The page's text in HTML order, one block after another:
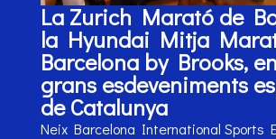
La Zurich Marató de
la Hyundai Mitja
Barcelona by Brooks,
grans esdeveniments
de Catalunya
Neix Barcelona International Sports